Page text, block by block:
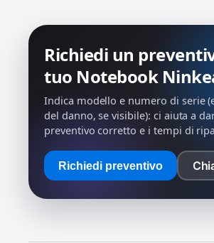
Richiedi un
tuo Notebook
Indica modello e numero di serie
del danno, se visibile): ci aiuta a
preventivo corretto e i tempi di
Richiedi preventivo